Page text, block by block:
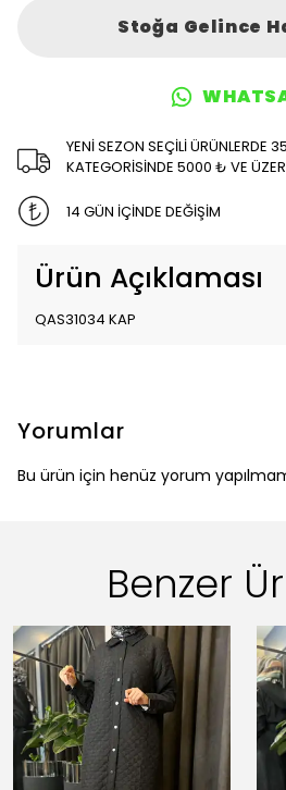
Stoğa Gelince
YENİ SEZON SEÇİLİ ÜRÜNLERDE
KATEGORİSİNDE 5000 ₺ VE
14 GÜN İÇİNDE DEĞİŞİM
Ürün Açıklaması
QAS31034 KAP
Yorumlar
Bu ürün için henüz yorum
Benzer